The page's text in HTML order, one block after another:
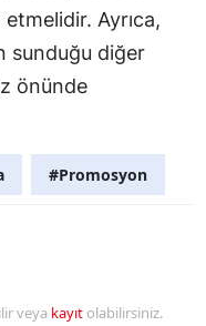
Ayrıca,
sunduğu diğer
önünde
#Promosyon
veya kayıt olabilirsiniz.